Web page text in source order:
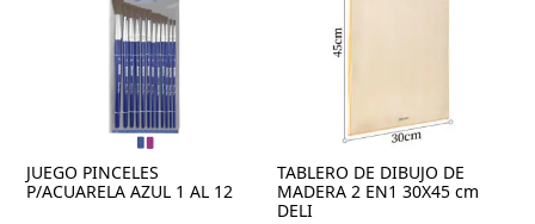
JUEGO PINCELES
P/ACUARELA AZUL 1 AL 12
TABLERO DE DIBUJO DE
MADERA 2 EN1 30X45 cm
DELI